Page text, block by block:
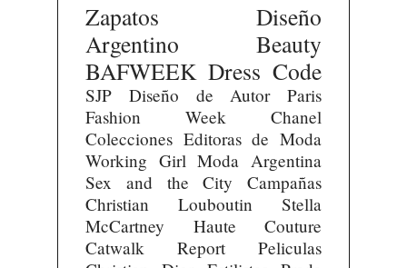
Zapatos
Diseño
Argentino
Beauty
BAFWEEK Dress Code
SJP Diseño de Autor
Paris
Fashion Week
Chanel
Colecciones Editoras de Moda
Working Girl Moda Argentina
Sex and the City
Campañas
Christian Louboutin
Stella
McCartney
Haute Couture
Catwalk Report
Peliculas